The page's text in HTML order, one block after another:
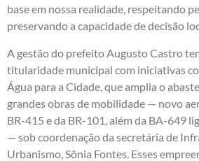
base em nossa realidade, respeitando
preservando a capacidade de decisão
A gestão do prefeito Augusto Castro
titularidade municipal com iniciativas
Água para a Cidade, que amplia o
grandes obras de mobilidade — novo
BR-415 e da BR-101, além da BA-649
— sob coordenação da secretária de
Urbanismo, Sônia Fontes. Esses